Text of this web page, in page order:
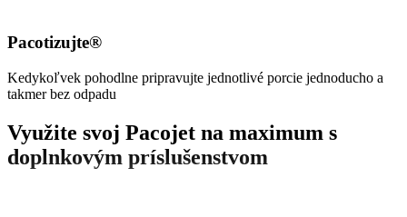
Pacotizujte®
Kedykoľvek pohodlne pripravujte jednotlivé porcie jednoducho a
takmer bez odpadu
Využite svoj Pacojet na maximum s
doplnkovým príslušenstvom